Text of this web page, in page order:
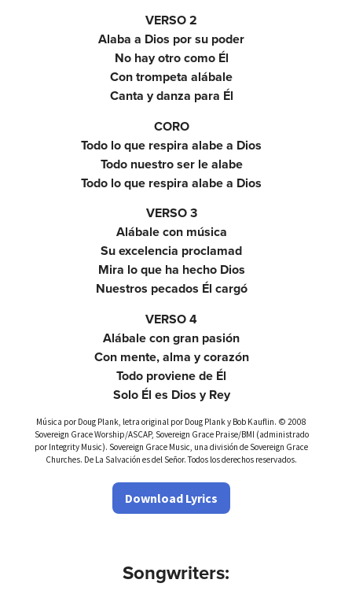
VERSO 2
Alaba a Dios por su poder
No hay otro como Él
Con trompeta alábale
Canta y danza para Él
CORO
Todo lo que respira alabe a Dios
Todo nuestro ser le alabe
Todo lo que respira alabe a Dios
VERSO 3
Alábale con música
Su excelencia proclamad
Mira lo que ha hecho Dios
Nuestros pecados Él cargó
VERSO 4
Alábale con gran pasión
Con mente, alma y corazón
Todo proviene de Él
Solo Él es Dios y Rey
Música por Doug Plank, letra original por Doug Plank y Bob Kauflin. © 2008
Sovereign Grace Worship/ASCAP, Sovereign Grace Praise/BMI (administrado
por Integrity Music). Sovereign Grace Music, una división de Sovereign Grace
Churches. De La Salvación es del Señor. Todos los derechos reservados.
Download Lyrics
Songwriters: